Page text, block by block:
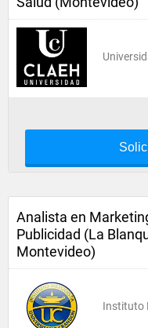
Analista en
Publicidad (La
Montevideo)
Instituto